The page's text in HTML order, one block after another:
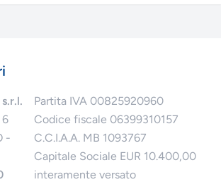
6
-
Partita IVA 00825920960
Codice fiscale 06399310157
C.C.I.A.A. MB 1093767
Capitale Sociale EUR 10.400,00
interamente versato